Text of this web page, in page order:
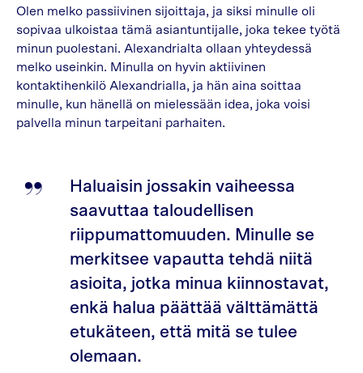
Olen melko passiivinen sijoittaja, ja siksi minulle oli
sopivaa ulkoistaa tämä asiantuntijalle, joka tekee työtä
minun puolestani. Alexandrialta ollaan yhteydessä
melko useinkin. Minulla on hyvin aktiivinen
kontaktihenkilö Alexandrialla, ja hän aina soittaa
minulle, kun hänellä on mielessään idea, joka voisi
palvella minun tarpeitani parhaiten.
Haluaisin jossakin vaiheessa
saavuttaa taloudellisen
riippumattomuuden. Minulle se
merkitsee vapautta tehdä niitä
asioita, jotka minua kiinnostavat,
enkä halua päättää välttämättä
etukäteen, että mitä se tulee
olemaan.